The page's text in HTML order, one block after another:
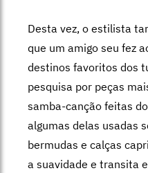
Desta vez, o estilista
que um amigo seu fez
destinos favoritos dos
pesquisa por peças
samba-canção feitas
algumas delas usadas
bermudas e calças
a suavidade e transita